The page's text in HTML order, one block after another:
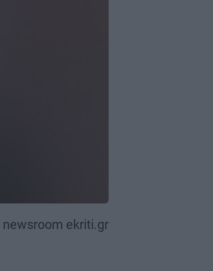
newsroom ekriti.gr